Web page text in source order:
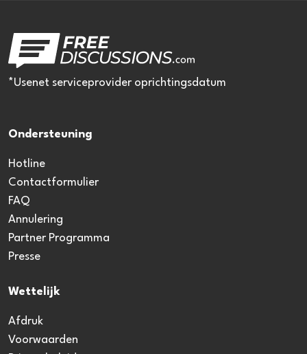
*Usenet serviceprovider oprichtingsdatum
Ondersteuning
Hotline
Contactformulier
FAQ
Annulering
Partner Programma
Presse
Wettelijk
Afdruk
Voorwaarden